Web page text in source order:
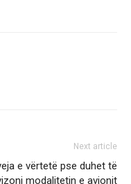
Next article
e vërtetë pse duhet të
modalitetin e avionit